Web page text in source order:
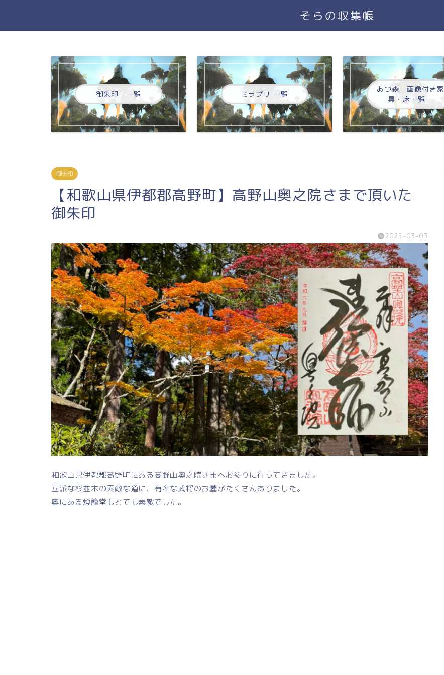
そらの収集帳
御朱印 一覧 ミラプリ 一覧
あつ森 画像付き家
具・床一覧
御朱印
【和歌山県伊都郡高野町】高野山奥之院さまで頂いた
御朱印
2025-03-03
和歌山県伊都郡高野町にある高野山奥之院さまへお参りに行ってきました。
立派な杉並木の素敵な道に、有名な武将のお墓がたくさんありました。
奥にある燈籠堂もとても素敵でした。